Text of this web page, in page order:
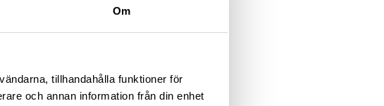
Om
tillhandahålla funktioner för
och annan information från din enhet